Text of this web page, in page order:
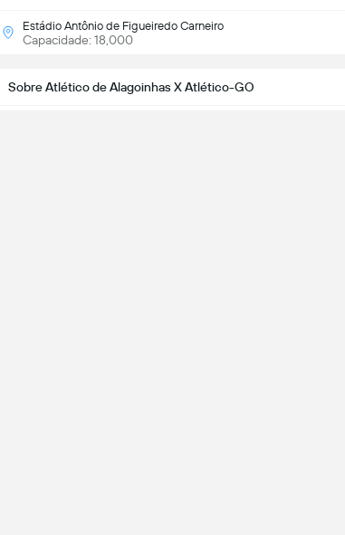
Estádio Antônio de Figueiredo Carneiro
Capacidade: 18,000
Sobre Atlético de Alagoinhas X Atlético-GO